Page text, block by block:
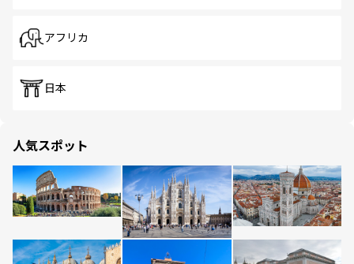
アフリカ
日本
人気スポット